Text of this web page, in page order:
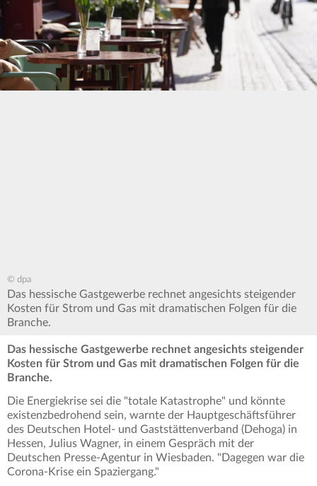
© dpa
Das hessische Gastgewerbe rechnet angesichts steigender
Kosten für Strom und Gas mit dramatischen Folgen für die
Branche.
Das hessische Gastgewerbe rechnet angesichts steigender
Kosten für Strom und Gas mit dramatischen Folgen für die
Branche.
Die Energiekrise sei die "totale Katastrophe" und könnte
existenzbedrohend sein, warnte der Hauptgeschäftsführer
des Deutschen Hotel- und Gaststättenverband (Dehoga) in
Hessen, Julius Wagner, in einem Gespräch mit der
Deutschen Presse-Agentur in Wiesbaden. "Dagegen war die
Corona-Krise ein Spaziergang."